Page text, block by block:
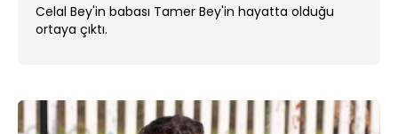
Celal Bey'in babası Tamer Bey'in hayatta olduğu
ortaya çıktı.